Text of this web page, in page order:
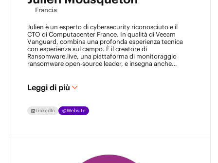
Francia
Julien è un esperto di cybersecurity riconosciuto e il
CTO di Computacenter France. In qualità di Veeam
Vanguard, combina una profonda esperienza tecnica
con esperienza sul campo. È il creatore di
Ransomware.live, una piattaforma di monitoraggio
ransomware open-source leader, e insegna anche
conoscenze per rafforzare la comunità di backup e
recupero.
Leggi di più
LinkedIn Website